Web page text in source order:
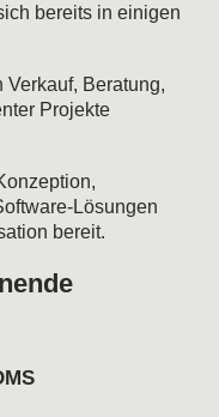
bereits in einigen
Beratung,
Projekte
Lösungen
bereit.